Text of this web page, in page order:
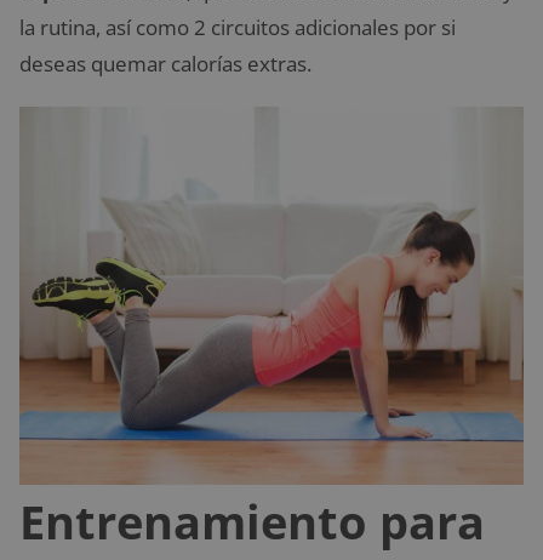
la rutina, así como 2 circuitos adicionales por si
deseas quemar calorías extras.
Entrenamiento para